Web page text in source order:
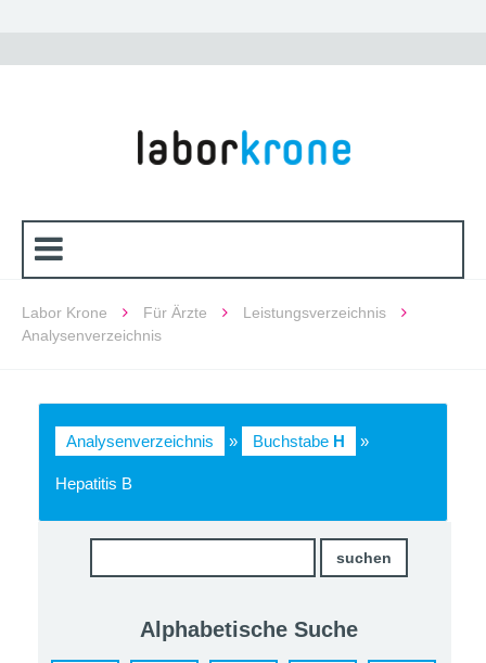
Labor Krone Für Ärzte
Leistungsverzeichnis
Analysenverzeichnis
Analysenverzeichnis » Buchstabe H »
Hepatitis B
Alphabetische Suche